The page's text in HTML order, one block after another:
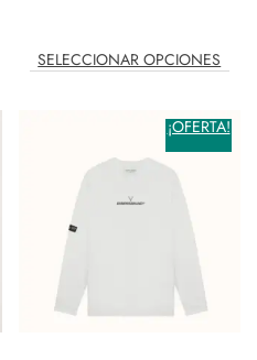
SELECCIONAR OPCIONES
¡OFERTA!